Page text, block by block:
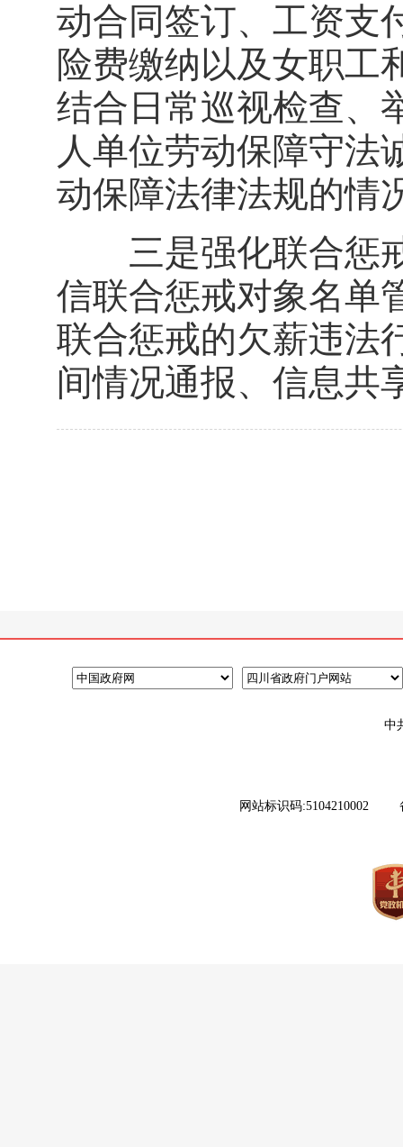
动合同签订、工资支
险费缴纳以及女职工
结合日常巡视检查、
人单位劳动保障守法
动保障法律法规的情
三是强化联合惩戒
信联合惩戒对象名单
联合惩戒的欠薪违法
间情况通报、信息共
中
网站标识码:5104210002